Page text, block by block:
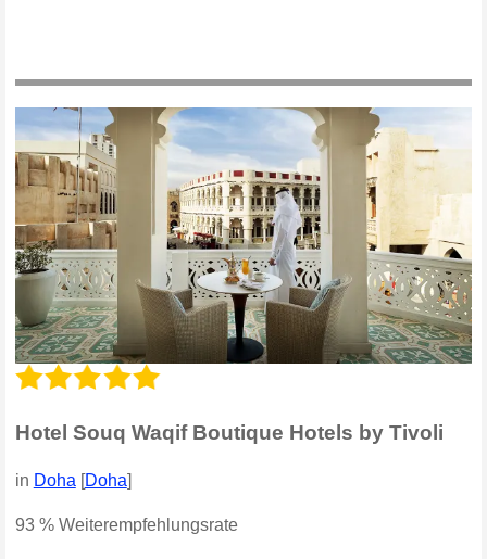
Hotel Souq Waqif Boutique Hotels by Tivoli
in Doha [Doha]
93 % Weiterempfehlungsrate